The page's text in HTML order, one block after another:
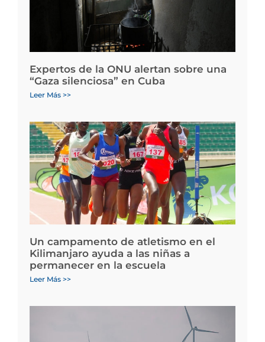
Expertos de la ONU alertan sobre una
“Gaza silenciosa” en Cuba
Leer Más >>
Un campamento de atletismo en el
Kilimanjaro ayuda a las niñas a
permanecer en la escuela
Leer Más >>